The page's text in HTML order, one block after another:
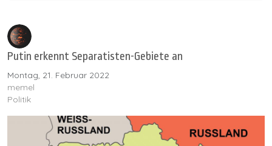
Putin erkennt Separatisten-Gebiete an
Montag, 21. Februar 2022
memel
Politik